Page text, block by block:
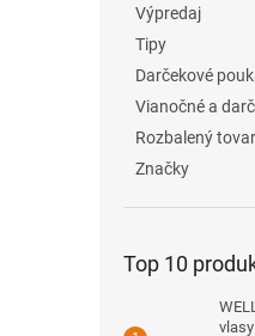
Výpredaj
Tipy
Darčekové
Vianočné a
Rozbalený tovar
Značky
Top 10